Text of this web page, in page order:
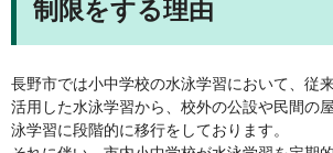
制限をする理由
長野市では小中学校の水泳学習において、従
活用した水泳学習から、校外の公設や民間の
泳学習に段階的に移行をしております。